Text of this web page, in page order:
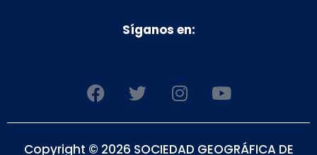
Síganos en:
F
a
c
T
w
i
I
n
s
Y
o
u
Copyright © 2026 SOCIEDAD GEOGRÁFICA DE